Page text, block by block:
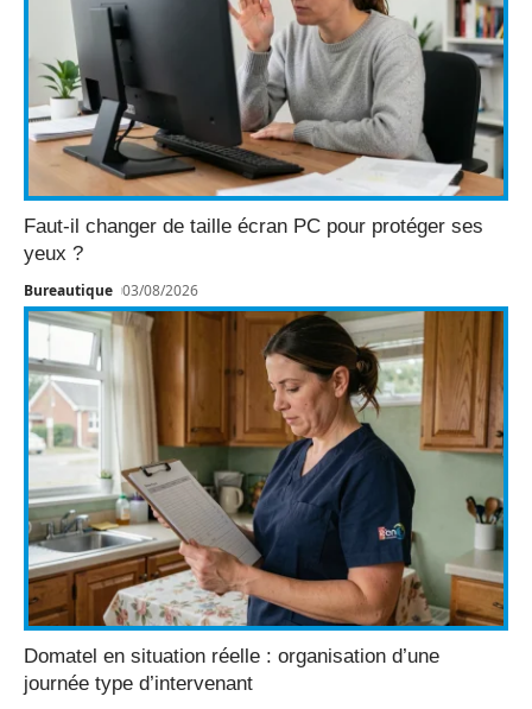
Faut-il changer de taille écran PC pour protéger ses
yeux ?
Bureautique 03/08/2026
Domatel en situation réelle : organisation d’une
journée type d’intervenant